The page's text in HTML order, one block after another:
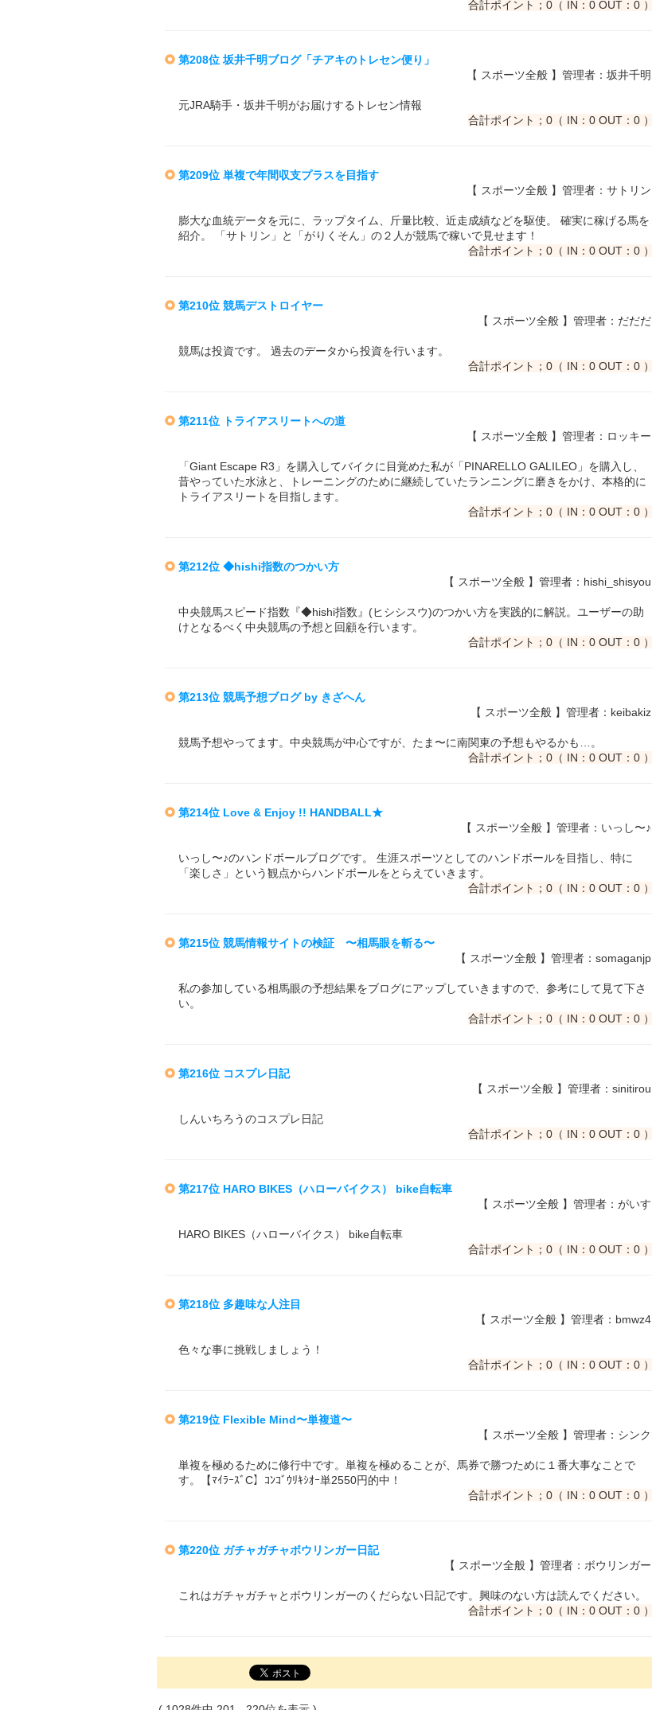
合計ポイント；0（ IN：0 OUT：0 ）
第208位 坂井千明ブログ「チアキのトレセン便り」
【 スポーツ全般 】管理者：坂井千明
元JRA騎手・坂井千明がお届けするトレセン情報
合計ポイント；0（ IN：0 OUT：0 ）
第209位 単複で年間収支プラスを目指す
【 スポーツ全般 】管理者：サトリン
膨大な血統データを元に、ラップタイム、斤量比較、近走成績などを駆使。 確実に稼げる馬を
紹介。 「サトリン」と「がりくそん」の２人が競馬で稼いで見せます！
合計ポイント；0（ IN：0 OUT：0 ）
第210位 競馬デストロイヤー
【 スポーツ全般 】管理者：だだだ
競馬は投資です。 過去のデータから投資を行います。
合計ポイント；0（ IN：0 OUT：0 ）
第211位 トライアスリートへの道
【 スポーツ全般 】管理者：ロッキー
「Giant Escape R3」を購入してバイクに目覚めた私が「PINARELLO GALILEO」を購入し、
昔やっていた水泳と、トレーニングのために継続していたランニングに磨きをかけ、本格的に
トライアスリートを目指します。
合計ポイント；0（ IN：0 OUT：0 ）
第212位 ◆hishi指数のつかい方
【 スポーツ全般 】管理者：hishi_shisyou
中央競馬スピード指数『◆hishi指数』(ヒシシスウ)のつかい方を実践的に解説。ユーザーの助
けとなるべく中央競馬の予想と回顧を行います。
合計ポイント；0（ IN：0 OUT：0 ）
第213位 競馬予想ブログ by きざへん
【 スポーツ全般 】管理者：keibakiz
競馬予想やってます。中央競馬が中心ですが、たま〜に南関東の予想もやるかも…。
合計ポイント；0（ IN：0 OUT：0 ）
第214位 Love & Enjoy !! HANDBALL★
【 スポーツ全般 】管理者：いっし〜♪
いっし〜♪のハンドボールブログです。 生涯スポーツとしてのハンドボールを目指し、特に
「楽しさ」という観点からハンドボールをとらえていきます。
合計ポイント；0（ IN：0 OUT：0 ）
第215位 競馬情報サイトの検証 〜相馬眼を斬る〜
【 スポーツ全般 】管理者：somaganjp
私の参加している相馬眼の予想結果をブログにアップしていきますので、参考にして見て下さ
い。
合計ポイント；0（ IN：0 OUT：0 ）
第216位 コスプレ日記
【 スポーツ全般 】管理者：sinitirou
しんいちろうのコスプレ日記
合計ポイント；0（ IN：0 OUT：0 ）
第217位 HARO BIKES（ハローバイクス） bike自転車
【 スポーツ全般 】管理者：がいす
HARO BIKES（ハローバイクス） bike自転車
合計ポイント；0（ IN：0 OUT：0 ）
第218位 多趣味な人注目
【 スポーツ全般 】管理者：bmwz4
色々な事に挑戦しましょう！
合計ポイント；0（ IN：0 OUT：0 ）
第219位 Flexible Mind〜単複道〜
【 スポーツ全般 】管理者：シンク
単複を極めるために修行中です。単複を極めることが、馬券で勝つために１番大事なことで
す。【ﾏｲﾗｰｽﾞC】ｺﾝｺﾞｳﾘｷｼｵｰ単2550円的中！
合計ポイント；0（ IN：0 OUT：0 ）
第220位 ガチャガチャボウリンガー日記
【 スポーツ全般 】管理者：ボウリンガー
これはガチャガチャとボウリンガーのくだらない日記です。興味のない方は読んでください。
合計ポイント；0（ IN：0 OUT：0 ）